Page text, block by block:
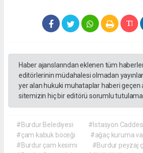
Haber ajanslarından eklenen tüm
editörlerinin müdahalesi olmadan
yer alan hukuki muhataplar haberi geçen
sitemizin hiç bir editörü sorumlu
#Burdur Belediyesi
#İstasyon
#çam kabuk böceği
#ağaç kuruma
#Burdur çam kesimi
#Burdur peyzaj